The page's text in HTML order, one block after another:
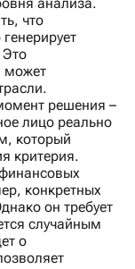
анализа.
что
Это
может
решения –
лицо реально
который
критерия.
конкретных
он требует
случайным
о